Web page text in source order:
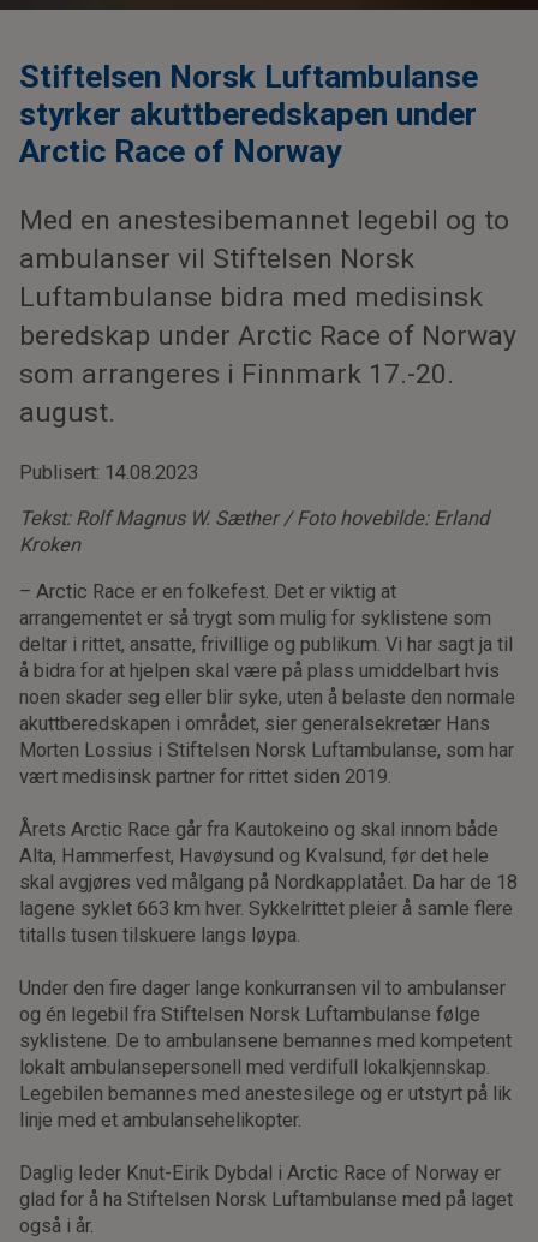
Stiftelsen Norsk Luftambulanse
styrker akuttberedskapen under
Arctic Race of Norway
Med en anestesibemannet legebil og to
ambulanser vil Stiftelsen Norsk
Luftambulanse bidra med medisinsk
beredskap under Arctic Race of Norway
som arrangeres i Finnmark 17.-20.
august.
Publisert: 14.08.2023
Tekst: Rolf Magnus W. Sæther / Foto hovebilde: Erland
Kroken
– Arctic Race er en folkefest. Det er viktig at
arrangementet er så trygt som mulig for syklistene som
deltar i rittet, ansatte, frivillige og publikum. Vi har sagt ja til
å bidra for at hjelpen skal være på plass umiddelbart hvis
noen skader seg eller blir syke, uten å belaste den normale
akuttberedskapen i området, sier generalsekretær Hans
Morten Lossius i Stiftelsen Norsk Luftambulanse, som har
vært medisinsk partner for rittet siden 2019.
Årets Arctic Race går fra Kautokeino og skal innom både
Alta, Hammerfest, Havøysund og Kvalsund, før det hele
skal avgjøres ved målgang på Nordkapplatået. Da har de 18
lagene syklet 663 km hver. Sykkelrittet pleier å samle flere
titalls tusen tilskuere langs løypa.
Under den fire dager lange konkurransen vil to ambulanser
og én legebil fra Stiftelsen Norsk Luftambulanse følge
syklistene. De to ambulansene bemannes med kompetent
lokalt ambulansepersonell med verdifull lokalkjennskap.
Legebilen bemannes med anestesilege og er utstyrt på lik
linje med et ambulansehelikopter.
Daglig leder Knut-Eirik Dybdal i Arctic Race of Norway er
glad for å ha Stiftelsen Norsk Luftambulanse med på laget
også i år.